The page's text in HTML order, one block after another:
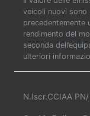
veicoli nuovi sono
precedentemente
rendimento del
seconda
ulteriori
N.Iscr.CCIAA